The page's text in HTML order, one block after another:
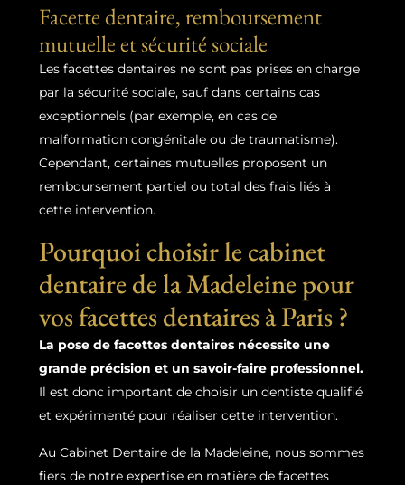
Facette dentaire, remboursement
mutuelle et sécurité sociale
Les facettes dentaires ne sont pas prises en charge
par la sécurité sociale, sauf dans certains cas
exceptionnels (par exemple, en cas de
malformation congénitale ou de traumatisme).
Cependant, certaines mutuelles proposent un
remboursement partiel ou total des frais liés à
cette intervention.
Pourquoi choisir le cabinet
dentaire de la Madeleine pour
vos facettes dentaires à Paris ?
La pose de facettes dentaires nécessite une
grande précision et un savoir-faire professionnel.
Il est donc important de choisir un dentiste qualifié
et expérimenté pour réaliser cette intervention.
Au Cabinet Dentaire de la Madeleine, nous sommes
fiers de notre expertise en matière de facettes